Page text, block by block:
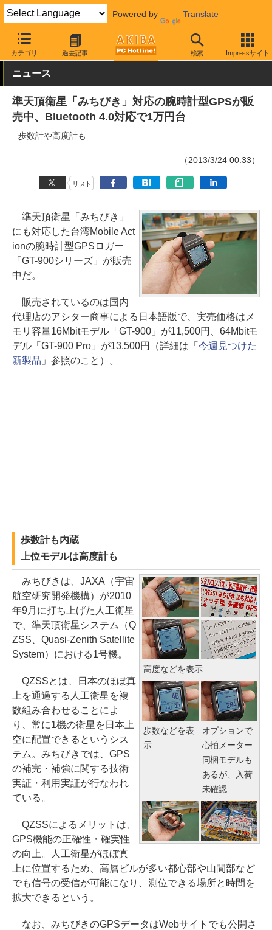
Powered by Translate
カテゴリ 過去記事 検索 Impressサイト
AKIBA PC Hotline! モバイル ウェアラブル その他
ニュース
準天頂衛星「みちびき」対応の腕時計型GPSが販
売中、Bluetooth 4.0対応で1万円台
歩数計や高度計も
（2013/3/24 00:33）
リスト
準天頂衛星「みちびき」
にも対応した台湾Mobile Act
ionの腕時計型GPSロガー
「GT-900シリーズ」が販売
中だ。
販売されているのは国内
代理店のアシター商事による日本語版で、実売価格はメ
モリ容量16Mbitモデル「GT-900」が11,500円、64Mbitモ
デル「GT-900 Pro」が13,500円（詳細は「 今週見つけた
新製品 」参照のこと）。
歩数計も内蔵
上位モデルは高度計も
高度などを表示
歩数などを表
示
オプションで
心拍メーター
同梱モデルも
あるが、入荷
未確認
みちびきは、JAXA（宇宙
航空研究開発機構）が2010
年9月に打ち上げた人工衛星
で、準天頂衛星システム（Q
ZSS、Quasi-Zenith Satellite
System）における1号機。
QZSSとは、日本のほぼ真
上を通過する人工衛星を複
数組み合わせることによ
り、常に1機の衛星を日本上
空に配置できるというシス
テム。みちびきでは、GPS
の補完・補強に関する技術
実証・利用実証が行なわれ
ている。
QZSSによるメリットは、
GPS機能の正確性・確実性
の向上。人工衛星がほぼ真
上に位置するため、高層ビルが多い都心部や山間部など
でも信号の受信が可能になり、測位できる場所と時間を
拡大できるという。
なお、みちびきのGPSデータはWebサイトでも公開さ